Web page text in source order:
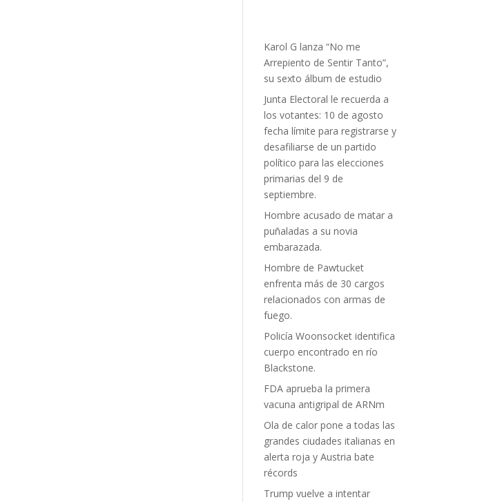
Karol G lanza “No me
Arrepiento de Sentir Tanto”,
su sexto álbum de estudio
Junta Electoral le recuerda a
los votantes: 10 de agosto
fecha límite para registrarse y
desafiliarse de un partido
político para las elecciones
primarias del 9 de
septiembre.
Hombre acusado de matar a
puñaladas a su novia
embarazada.
Hombre de Pawtucket
enfrenta más de 30 cargos
relacionados con armas de
fuego.
Policía Woonsocket identifica
cuerpo encontrado en río
Blackstone.
FDA aprueba la primera
vacuna antigripal de ARNm
Ola de calor pone a todas las
grandes ciudades italianas en
alerta roja y Austria bate
récords
Trump vuelve a intentar